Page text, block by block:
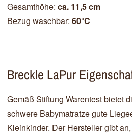
Gesamthöhe: ca. 11,5 cm
Bezug waschbar: 60°C
Breckle LaPur
Gemäß Stiftung Warentest bietet
schwere Babymatratze gute
Kleinkinder. Der Hersteller gibt